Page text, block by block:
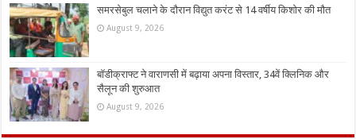
समरसेबुल चलाने के दौरान विद्युत करंट से 14 वर्षीय किशोर की मौत
August 9, 2026
बॉडीक्राफ्ट ने वाराणसी में बढ़ाया अपना विस्तार, 34वें क्लिनिक और
सैलून की शुरुआत
August 9, 2026